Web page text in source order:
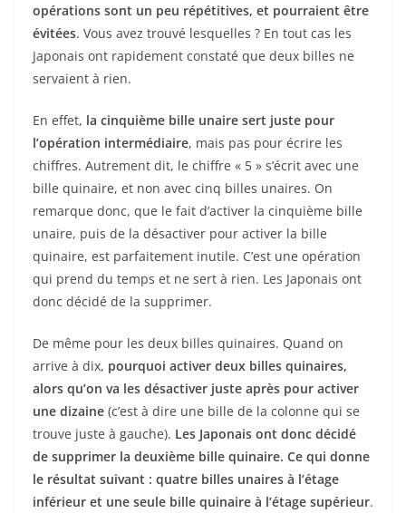
opérations sont un peu répétitives, et pourraient être
évitées. Vous avez trouvé lesquelles ? En tout cas les
Japonais ont rapidement constaté que deux billes ne
servaient à rien.
En effet, la cinquième bille unaire sert juste pour
l’opération intermédiaire, mais pas pour écrire les
chiffres. Autrement dit, le chiffre « 5 » s’écrit avec une
bille quinaire, et non avec cinq billes unaires. On
remarque donc, que le fait d’activer la cinquième bille
unaire, puis de la désactiver pour activer la bille
quinaire, est parfaitement inutile. C’est une opération
qui prend du temps et ne sert à rien. Les Japonais ont
donc décidé de la supprimer.
De même pour les deux billes quinaires. Quand on
arrive à dix, pourquoi activer deux billes quinaires,
alors qu’on va les désactiver juste après pour activer
une dizaine (c’est à dire une bille de la colonne qui se
trouve juste à gauche). Les Japonais ont donc décidé
de supprimer la deuxième bille quinaire. Ce qui donne
le résultat suivant : quatre billes unaires à l’étage
inférieur et une seule bille quinaire à l’étage supérieur.